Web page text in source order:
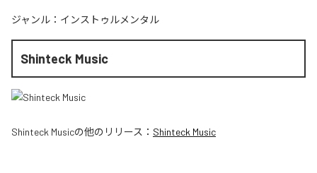
ジャンル： インストゥルメンタル
Shinteck Music
Shinteck Musicの他のリリース： Shinteck Music